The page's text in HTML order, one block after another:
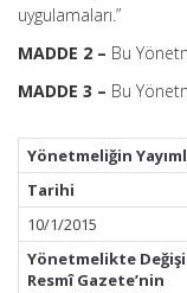
uygulamaları.”
MADDE 2 – Bu
MADDE 3 – Bu
Yönetmeliğin
Tarihi
10/1/2015
Yönetmelikte
Resmî Gazete’nin